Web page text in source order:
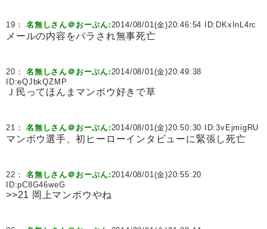
19：名無しさん＠おーぷん:2014/08/01(金)20:46:54 ID: DKxInL4rc
メールの内容をバラされ無事死亡
20：名無しさん＠おーぷん:2014/08/01(金)20:49:38
ID:eQJbkQZMP
Ｊ民ってほんまマンボウ好きで草
21：名無しさん＠おーぷん:2014/08/01(金)20:50:30 ID:3vEjmigRU
マンボウ選手、初ヒーローインタビューに緊張し死亡
22：名無しさん＠おーぷん:2014/08/01(金)20:55:20
ID:pC8G46weG
>>21 岡上マンボウやね